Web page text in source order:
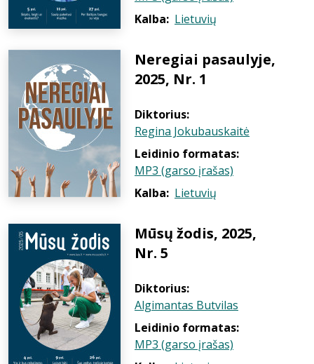
Kalba: Lietuvių
Neregiai pasaulyje,
2025, Nr. 1
Diktorius:
Regina Jokubauskaitė
Leidinio formatas:
MP3 (garso įrašas)
Kalba: Lietuvių
Mūsų žodis, 2025,
Nr. 5
Diktorius:
Algimantas Butvilas
Leidinio formatas:
MP3 (garso įrašas)